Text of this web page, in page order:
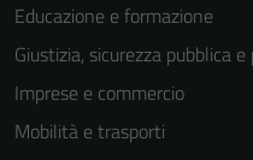
Educazione e formazione
Giustizia, sicurezza pubblica
Imprese e commercio
Mobilità e trasporti